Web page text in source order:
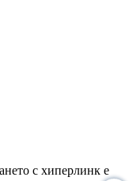
с хиперлинк е